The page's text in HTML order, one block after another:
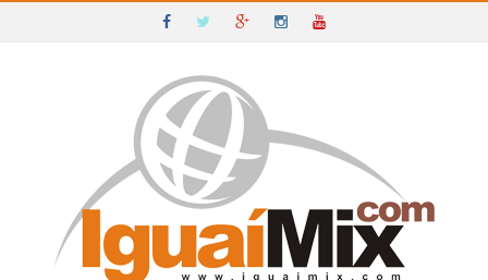
IGUAÍ E SUDOESTE DA BAHIA